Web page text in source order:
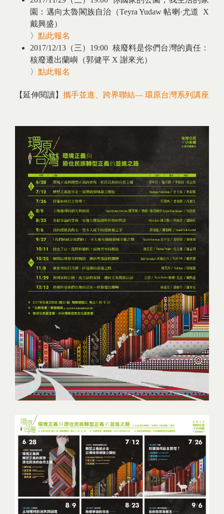
園：邁向太魯閣族自治（Teyra Yudaw 帖喇·尤道 X
戴興盛）
​〉 點此報名
2017/12/13（三）19:00 核廢料是你們台灣的責任：
核廢遷出蘭嶼（郭健平 X 謝來光）
​〉 點此報名
【延伸閱讀】 攜手並進、跨界聯結— 環原台灣系列講座